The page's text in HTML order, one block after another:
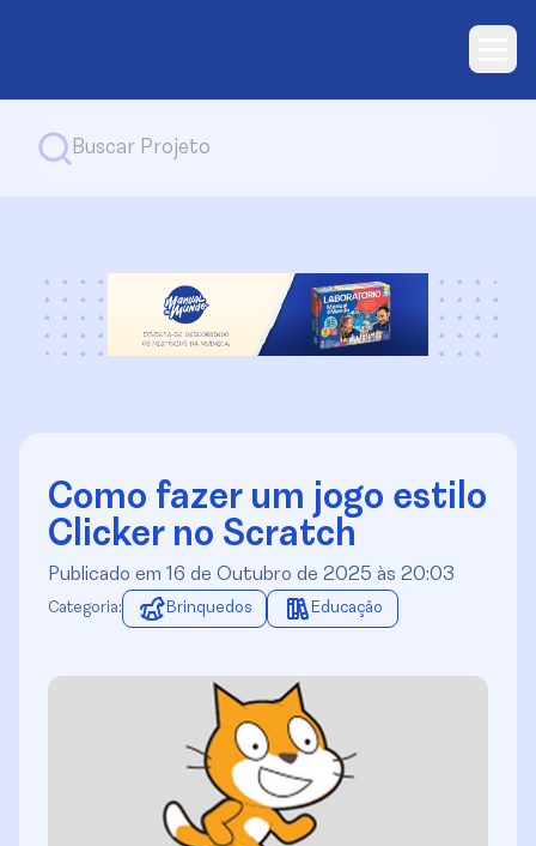
Como fazer um jogo estilo
Clicker no Scratch
Publicado em 16 de Outubro de 2025 às 20:03
Categoria: Brinquedos Educação